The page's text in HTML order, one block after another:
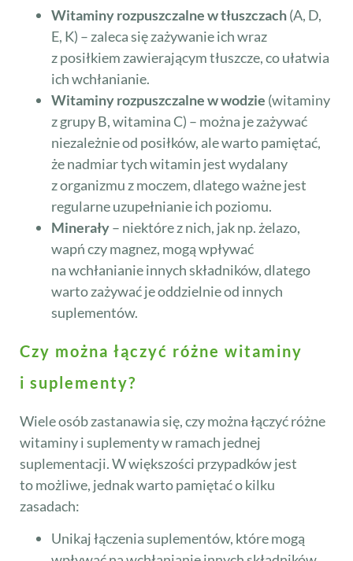
Witaminy rozpuszczalne w tłuszczach(A, D,
E, K) – zaleca się zażywanie ich wraz
z posiłkiem zawierającym tłuszcze, co ułatwia
ich wchłanianie.
Witaminy rozpuszczalne w wodzie (witaminy
z grupy B, witamina C) – można je zażywać
niezależnie od posiłków, ale warto pamiętać,
że nadmiar tych witamin jest wydalany
z organizmu z moczem, dlatego ważne jest
regularne uzupełnianie ich poziomu.
Minerały– niektóre z nich, jak np. żelazo,
wapń czy magnez, mogą wpływać
na wchłanianie innych składników, dlatego
warto zażywać je oddzielnie od innych
suplementów.
Czy można łączyć różne witaminy
i suplementy?
Wiele osób zastanawia się, czy można łączyć różne
witaminy i suplementy w ramach jednej
suplementacji. W większości przypadków jest
to możliwe, jednak warto pamiętać o kilku
zasadach:
Unikaj łączenia suplementów, które mogą